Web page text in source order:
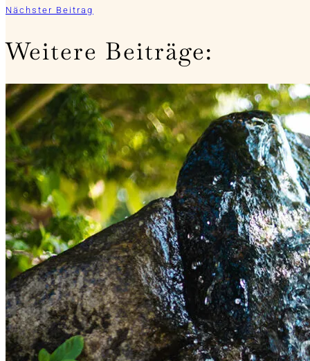
Nächster Beitrag
Weitere Beiträge: